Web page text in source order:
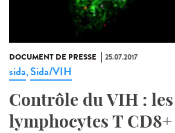
DOCUMENT DE PRESSE 25.07.2017
sida,Sida/VIH
Contrôle du VIH : les
lymphocytes T